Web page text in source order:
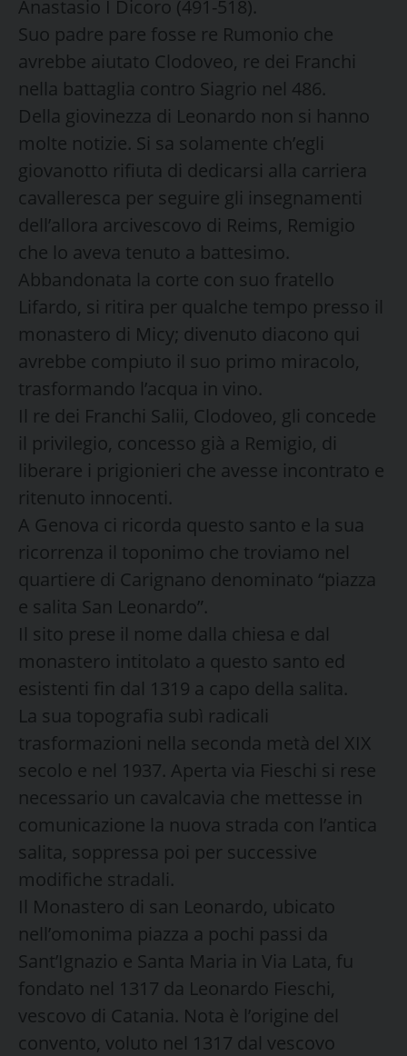
Anastasio I Dicoro (491-518).
Suo padre pare fosse re Rumonio che
avrebbe aiutato Clodoveo, re dei Franchi
nella battaglia contro Siagrio nel 486.
Della giovinezza di Leonardo non si hanno
molte notizie. Si sa solamente ch’egli
giovanotto rifiuta di dedicarsi alla carriera
cavalleresca per seguire gli insegnamenti
dell’allora arcivescovo di Reims, Remigio
che lo aveva tenuto a battesimo.
Abbandonata la corte con suo fratello
Lifardo, si ritira per qualche tempo presso il
monastero di Micy; divenuto diacono qui
avrebbe compiuto il suo primo miracolo,
trasformando l’acqua in vino.
Il re dei Franchi Salii, Clodoveo, gli concede
il privilegio, concesso già a Remigio, di
liberare i prigionieri che avesse incontrato e
ritenuto innocenti.
A Genova ci ricorda questo santo e la sua
ricorrenza il toponimo che troviamo nel
quartiere di Carignano denominato “piazza
e salita San Leonardo”.
Il sito prese il nome dalla chiesa e dal
monastero intitolato a questo santo ed
esistenti fin dal 1319 a capo della salita.
La sua topografia subì radicali
trasformazioni nella seconda metà del XIX
secolo e nel 1937. Aperta via Fieschi si rese
necessario un cavalcavia che mettesse in
comunicazione la nuova strada con l’antica
salita, soppressa poi per successive
modifiche stradali.
Il Monastero di san Leonardo, ubicato
nell’omonima piazza a pochi passi da
Sant’Ignazio e Santa Maria in Via Lata, fu
fondato nel 1317 da Leonardo Fieschi,
vescovo di Catania. Nota è l’origine del
convento, voluto nel 1317 dal vescovo